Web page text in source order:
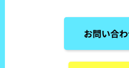
お問い合